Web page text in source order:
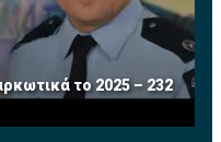
το 2025 – 232